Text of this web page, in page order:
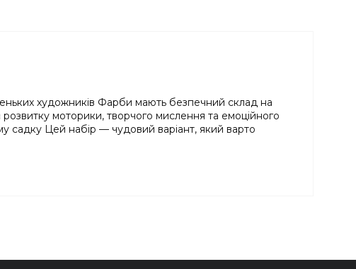
художників Фарби мають безпечний склад на
моторики, творчого мислення та емоційного
садку Цей набір — чудовий варіант, який варто